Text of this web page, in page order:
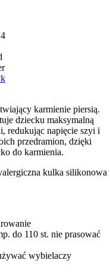
karmienie piersią.
dziecku maksymalną
redukując napięcie szyi i
przedramion, dzięki
do karmienia.
kulka silikonowa
do 110 st. nie prasować
wybielaczy